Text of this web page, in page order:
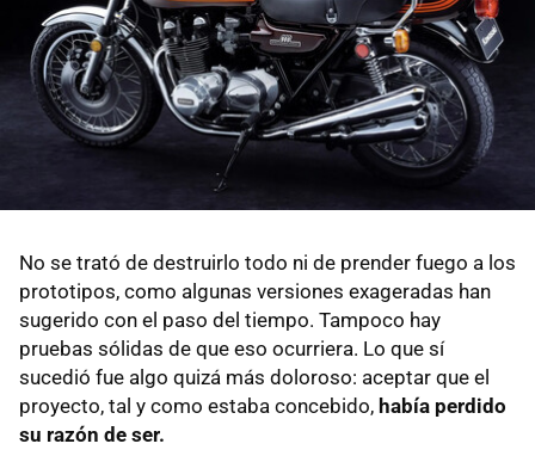
No se trató de destruirlo todo ni de prender fuego a los
prototipos, como algunas versiones exageradas han
sugerido con el paso del tiempo. Tampoco hay
pruebas sólidas de que eso ocurriera. Lo que sí
sucedió fue algo quizá más doloroso: aceptar que el
proyecto, tal y como estaba concebido, había perdido
su razón de ser.